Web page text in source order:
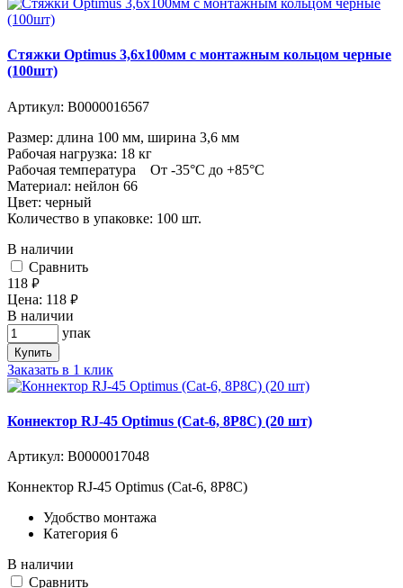
Стяжки Optimus 3,6x100мм с монтажным кольцом черные
(100шт)
Артикул: В0000016567
Размер: длина 100 мм, ширина 3,6 мм
Рабочая нагрузка: 18 кг
Рабочая температура От -35°С до +85°С
Материал: нейлон 66
Цвет: черный
Количество в упаковке: 100 шт.
В наличии
Cравнить
118 руб.
Цена: 118 руб.
В наличии
упак
Купить
Заказать в 1 клик
Коннектор RJ-45 Optimus (Cat-6, 8P8C) (20 шт)
Артикул: В0000017048
Коннектор RJ-45 Optimus (Cat-6, 8P8C)
Удобство монтажа
Категория 6
В наличии
Cравнить